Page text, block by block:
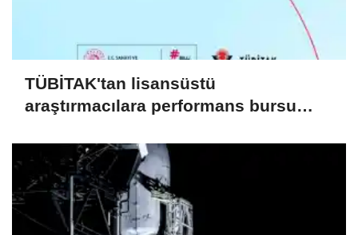
TÜBİTAK'tan lisansüstü
araştırmacılara performans bursu